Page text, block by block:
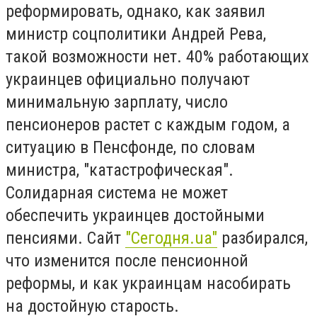
реформировать, однако, как заявил
министр соцполитики Андрей Рева,
такой возможности нет. 40% работающих
украинцев официально получают
минимальную зарплату, число
пенсионеров растет с каждым годом, а
ситуацию в Пенсфонде, по словам
министра, "катастрофическая".
Солидарная система не может
обеспечить украинцев достойными
пенсиями. Сайт "Сегодня.ua" разбирался,
что изменится после пенсионной
реформы, и как украинцам насобирать
на достойную старость.